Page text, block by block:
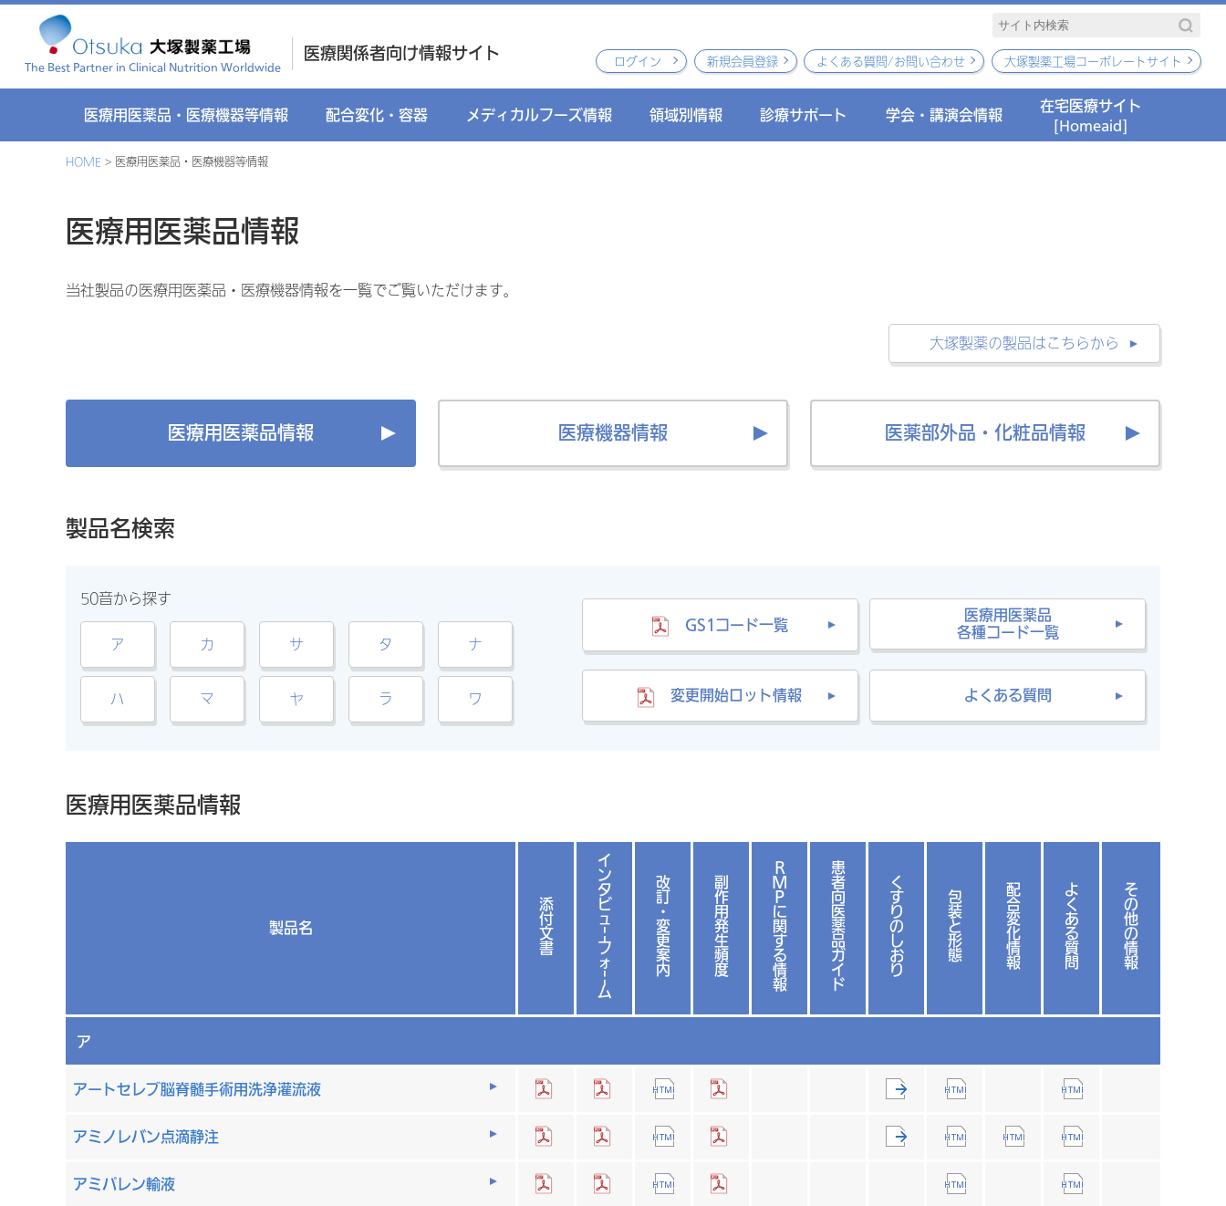
The Best Partner in Clinical Nutrition Worldwide
医療関係者向け情報サイト ログイン 新規会員登録 よくある質問/お問い合わせ 大塚製薬工場コーポレートサイト
医療用医薬品・医療機器等情報 配合変化・容器 メディカルフーズ情報 領域別情報 診療サポート 学会・講演会情報 在宅医療サイト
[Homeaid]
HOME 医療用医薬品・医療機器等情報
医療用医薬品情報
当社製品の医療用医薬品・医療機器情報を一覧でご覧いただけます。
大塚製薬の製品はこちらから
医療用医薬品情報 医療機器情報 医薬部外品・化粧品情報
製品名検索
50音から探す
ア カ サ タ ナ
ハ マ ヤ ラ ワ
GS1コード一覧 医療用医薬品
各種コード一覧
変更開始ロット情報 よくある質問
医療用医薬品情報
製品名
添
付
文
書
イ
ン
タ
ビ
ュ
|
フ
ォ
|
ム
改
訂
・
変
更
案
内
副
作
用
発
生
頻
度
R
M
P
に
関
す
る
情
報
患
者
向
医
薬
品
ガ
イ
ド
く
す
り
の
し
お
り
包
装
と
形
態
配
合
変
化
情
報
よ
く
あ
る
質
問
そ
の
他
の
情
報
サ
ア
アートセレブ脳脊髄手術用洗浄灌流液
アミノレバン点滴静注
アミパレン輸液